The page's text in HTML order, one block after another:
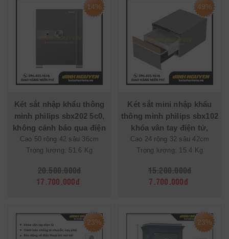
14%
Két sắt nhập khẩu thông
minh philips sbx202 5c0,
không cảnh báo qua điện
thoại
Cao 50 rộng 42 sâu 36cm
Trọng lượng: 51.6 Kg
20.500.000đ
17.700.000đ
49%
Két sắt mini nhập khẩu
thông minh philips sbx102
khóa vân tay điện tử,
không cảnh báo qua điện
thoại
Cao 24 rộng 32 sâu 42cm
Trọng lượng: 15.4 Kg
15.200.000đ
7.700.000đ
23% 23%